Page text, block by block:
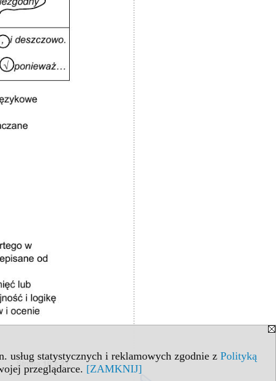
statystycznych i reklamowych zgodnie z Polityką
przeglądarce. [ZAMKNIJ]